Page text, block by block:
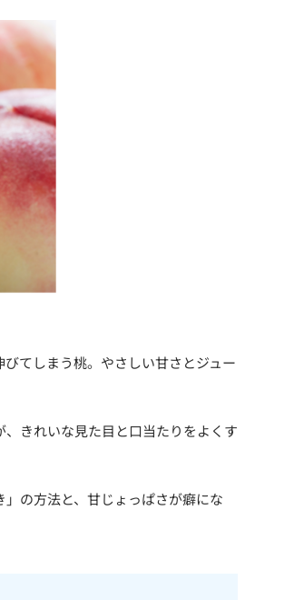
てしまう桃。やさしい甘さとジュー
きれいな見た目と口当たりをよくす
の方法と、甘じょっぱさが癖にな